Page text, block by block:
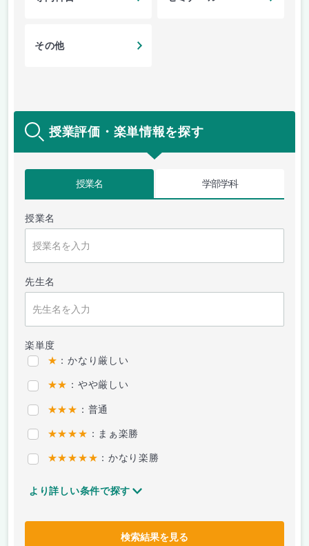
その他
授業評価・楽単情報を探す
授業名 学部学科
授業名
先生名
楽単度
★ ：かなり厳しい
★★ ：やや厳しい
★★★ ：普通
★★★★ ：まぁ楽勝
★★★★★ ：かなり楽勝
より詳しい条件で探す
検索結果を見る